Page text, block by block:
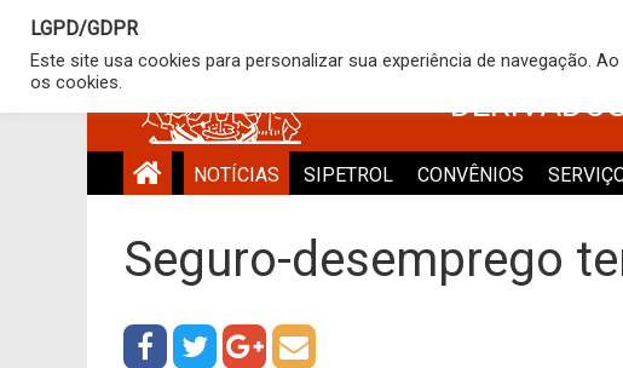
SINDICATO DOS
NOTÍCIAS SIPETROL CONVÊNIOS
Seguro-desemprego
LGPD/GDPR
Este site usa cookies para personalizar sua experiência de navegação.
os cookies.